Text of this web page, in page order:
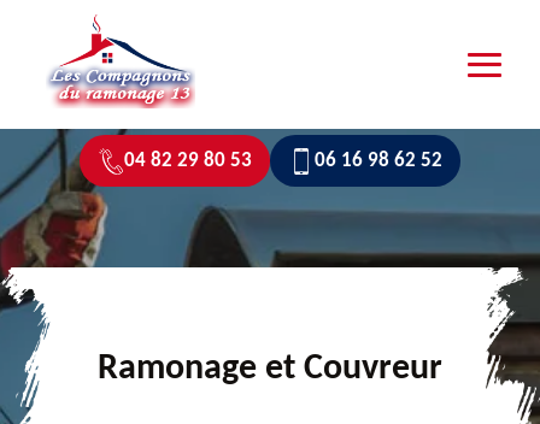
04 82 29 80 53 06 16 98 62 52
Ramonage et Couvreur